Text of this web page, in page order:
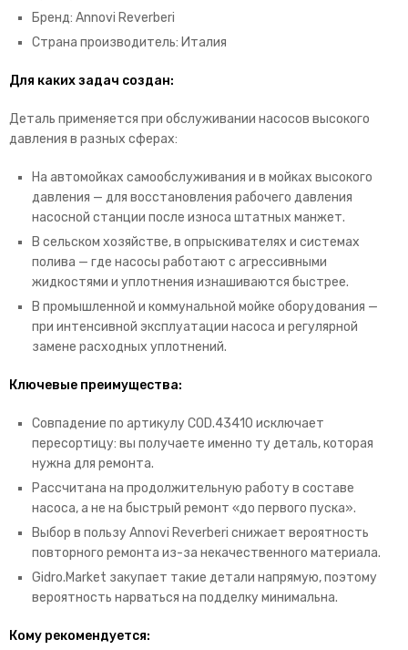
Бренд: Annovi Reverberi
Страна производитель: Италия
Для каких задач создан:
Деталь применяется при обслуживании насосов высокого
давления в разных сферах:
На автомойках самообслуживания и в мойках высокого
давления — для восстановления рабочего давления
насосной станции после износа штатных манжет.
В сельском хозяйстве, в опрыскивателях и системах
полива — где насосы работают с агрессивными
жидкостями и уплотнения изнашиваются быстрее.
В промышленной и коммунальной мойке оборудования —
при интенсивной эксплуатации насоса и регулярной
замене расходных уплотнений.
Ключевые преимущества:
Совпадение по артикулу COD.43410 исключает
пересортицу: вы получаете именно ту деталь, которая
нужна для ремонта.
Рассчитана на продолжительную работу в составе
насоса, а не на быстрый ремонт «до первого пуска».
Выбор в пользу Annovi Reverberi снижает вероятность
повторного ремонта из-за некачественного материала.
Gidro.Market закупает такие детали напрямую, поэтому
вероятность нарваться на подделку минимальна.
Кому рекомендуется: